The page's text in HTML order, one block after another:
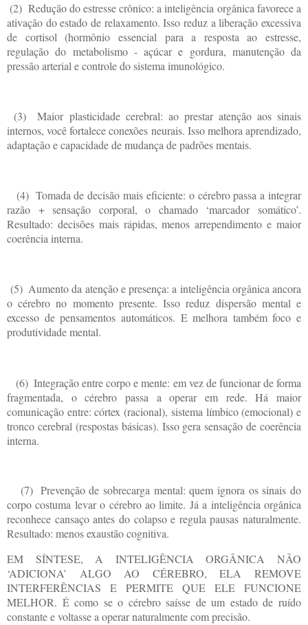
Redução do estresse crônico: a inteligência orgânica favorece a
ativação do estado de relaxamento. Isso reduz a liberação excessiva
de cortisol (hormônio essencial para a resposta ao estresse,
regulação do metabolismo - açúcar e gordura, manutenção da
pressão arterial e controle do sistema imunológico.
Maior plasticidade cerebral: ao prestar atenção aos sinais
internos, você fortalece conexões neurais. Isso melhora aprendizado,
adaptação e capacidade de mudança de padrões mentais.
Tomada de decisão mais eficiente: o cérebro passa a integrar
razão + sensação corporal, o chamado ‘marcador somático’.
Resultado: decisões mais rápidas, menos arrependimento e maior
coerência interna.
Aumento da atenção e presença: a inteligência orgânica ancora
o cérebro no momento presente. Isso reduz dispersão mental e
excesso de pensamentos automáticos. E melhora também foco e
produtividade mental.
Integração entre corpo e mente: em vez de funcionar de forma
fragmentada, o cérebro passa a operar em rede. Há maior
comunicação entre: córtex (racional), sistema límbico (emocional) e
tronco cerebral (respostas básicas). Isso gera sensação de coerência
interna.
Prevenção de sobrecarga mental: quem ignora os sinais do
corpo costuma levar o cérebro ao limite. Já a inteligência orgânica
reconhece cansaço antes do colapso e regula pausas naturalmente.
Resultado: menos exaustão cognitiva.
EM SÍNTESE, A INTELIGÊNCIA ORGÂNICA NÃO
‘ADICIONA’ ALGO AO CÉREBRO, ELA REMOVE
INTERFERÊNCIAS E PERMITE QUE ELE FUNCIONE
MELHOR. É como se o cérebro saísse de um estado de ruído
constante e voltasse a operar naturalmente com precisão.